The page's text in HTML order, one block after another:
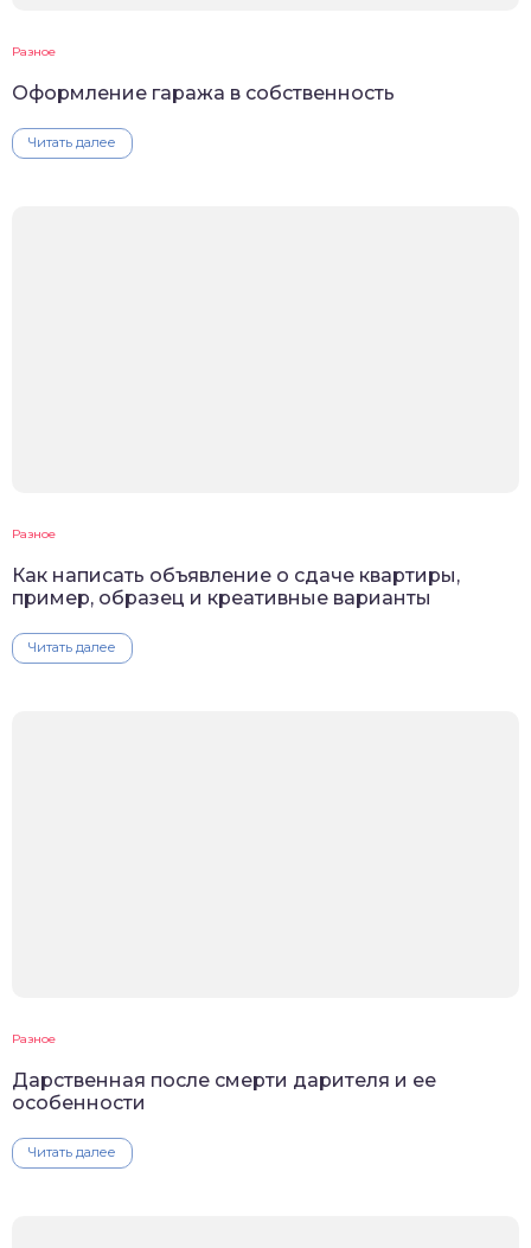
Разное
Оформление гаража в собственность
Читать далее
Разное
Как написать объявление о сдаче квартиры,
пример, образец и креативные варианты
Читать далее
Разное
Дарственная после смерти дарителя и ее
особенности
Читать далее